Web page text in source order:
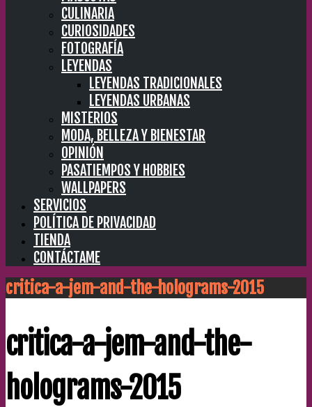
CULINARIA
CURIOSIDADES
FOTOGRAFÍA
LEYENDAS
LEYENDAS TRADICIONALES
LEYENDAS URBANAS
MISTERIOS
MODA, BELLEZA Y BIENESTAR
OPINIÓN
PASATIEMPOS Y HOBBIES
WALLPAPERS
SERVICIOS
POLÍTICA DE PRIVACIDAD
TIENDA
CONTÁCTAME
critica-a-jem-and-the-holograms-2015
critica-a-jem-and-the-
holograms-2015